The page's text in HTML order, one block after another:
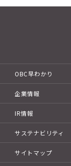
OBC早わかり
企業情報
IR情報
サステナビリティ
サイトマップ